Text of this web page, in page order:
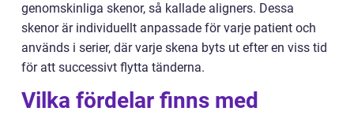
genomskinliga skenor, så kallade aligners. Dessa
skenor är individuellt anpassade för varje patient och
används i serier, där varje skena byts ut efter en viss tid
för att successivt flytta tänderna.
Vilka fördelar finns med